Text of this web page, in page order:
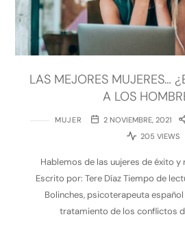
LAS MEJORES MUJERES…
A LOS
MUJER 2 NOVIEMBRE, 2021
205 VIEWS
Hablemos de las uujeres de éxito y
Escrito por: Tere Díaz Tiempo de
Bolinches, psicoterapeuta
tratamiento de los conflictos